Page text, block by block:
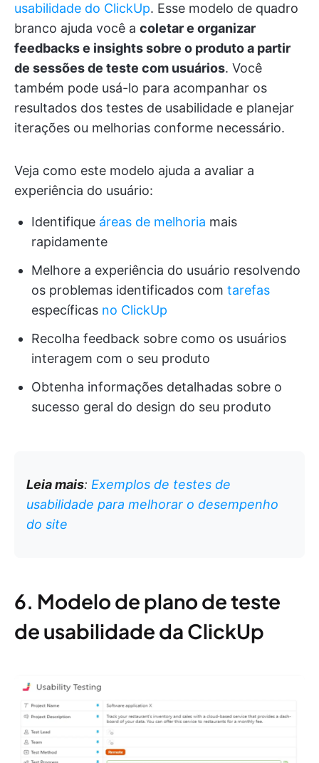
usabilidade do ClickUp. Esse modelo de quadro
branco ajuda você a coletar e organizar
feedbacks e insights sobre o produto a partir
de sessões de teste com usuários. Você
também pode usá-lo para acompanhar os
resultados dos testes de usabilidade e planejar
iterações ou melhorias conforme necessário.
Veja como este modelo ajuda a avaliar a
experiência do usuário:
Identifique áreas de melhoria mais
rapidamente
Melhore a experiência do usuário resolvendo
os problemas identificados com tarefas
específicas no ClickUp
Recolha feedback sobre como os usuários
interagem com o seu produto
Obtenha informações detalhadas sobre o
sucesso geral do design do seu produto
Leia mais: Exemplos de testes de
usabilidade para melhorar o desempenho
do site
6. Modelo de plano de teste
de usabilidade da ClickUp